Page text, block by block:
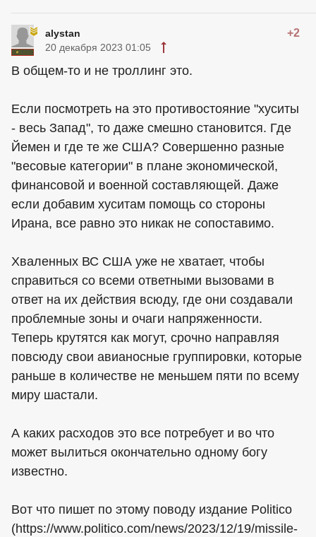
alystan +2
20 декабря 2023 01:05
В общем-то и не троллинг это.
Если посмотреть на это противостояние "хуситы
- весь Запад", то даже смешно становится. Где
Йемен и где те же США? Совершенно разные
"весовые категории" в плане экономической,
финансовой и военной составляющей. Даже
если добавим хуситам помощь со стороны
Ирана, все равно это никак не сопоставимо.
Хваленных ВС США уже не хватает, чтобы
справиться со всеми ответными вызовами в
ответ на их действия всюду, где они создавали
проблемные зоны и очаги напряженности.
Теперь крутятся как могут, срочно направляя
повсюду свои авианосные группировки, которые
раньше в количестве не меньшем пяти по всему
миру шастали.
А каких расходов это все потребует и во что
может вылиться окончательно одному богу
известно.
Вот что пишет по этому поводу издание Politico
(https://www.politico.com/news/2023/12/19/missile-